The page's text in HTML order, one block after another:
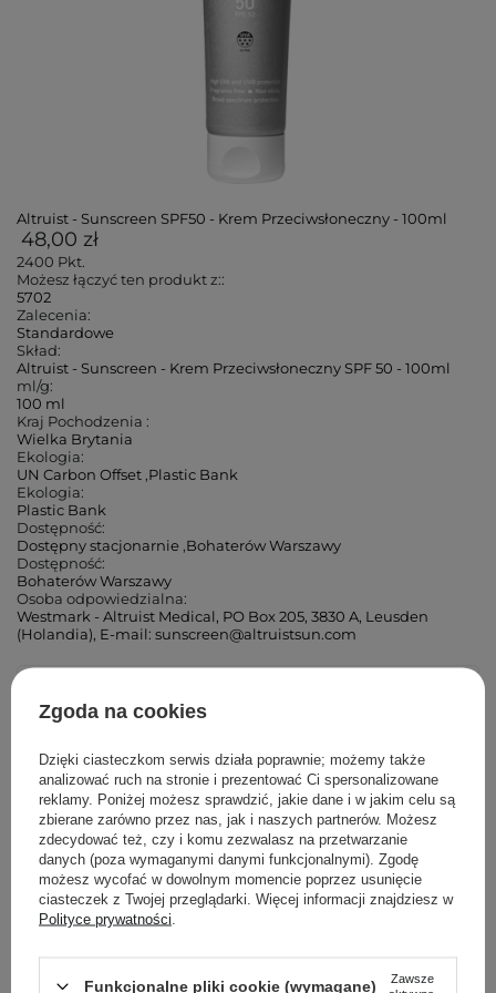
Altruist - Sunscreen SPF50 - Krem Przeciwsłoneczny - 100ml
48,00 zł
2400 Pkt.
Możesz łączyć ten produkt z::
5702
Zalecenia:
Standardowe
Skład:
Altruist - Sunscreen - Krem Przeciwsłoneczny SPF 50 - 100ml
ml/g:
100 ml
Kraj Pochodzenia :
Wielka Brytania
Ekologia:
UN Carbon Offset ,Plastic Bank
Ekologia:
Plastic Bank
Dostępność:
Dostępny stacjonarnie ,Bohaterów Warszawy
Dostępność:
Bohaterów Warszawy
Osoba odpowiedzialna:
Westmark - Altruist Medical, PO Box 205, 3830 A, Leusden
(Holandia), E-mail: sunscreen@altruistsun.com
Cosibella Corner (Woronicza)
Cosibella Corner (Wileńska)
Cosibella Corner (Bohaterów Warszawy)
Zgoda na cookies
Dzięki ciasteczkom serwis działa poprawnie; możemy także
analizować ruch na stronie i prezentować Ci spersonalizowane
reklamy. Poniżej możesz sprawdzić, jakie dane i w jakim celu są
zbierane zarówno przez nas, jak i naszych partnerów. Możesz
zdecydować też, czy i komu zezwalasz na przetwarzanie
danych (poza wymaganymi danymi funkcjonalnymi). Zgodę
możesz wycofać w dowolnym momencie poprzez usunięcie
ciasteczek z Twojej przeglądarki. Więcej informacji znajdziesz w
Polityce prywatności
Funkcjonalne pliki cookie (wymagane)
Zawsze